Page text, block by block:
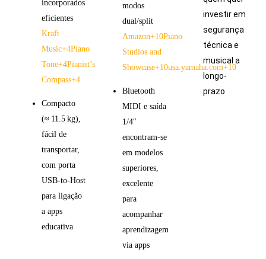
incorporados
eficientes
Kraft
Music+4Piano
Tone+4Pianist’s
Compass+4
Compacto
(≈ 11.5 kg),
fácil de
transportar,
com porta
USB-to‑Host
para ligação
a apps
educativa
modos
dual/split
Amazon+10Piano
Studios and
Showcase+10usa.yamaha.com+10
Bluetooth
MIDI e saída
1/4″
encontram-se
em modelos
superiores,
excelente
para
acompanhar
aprendizagem
via apps
investir em
segurança
técnica e
musical a
longo-
prazo